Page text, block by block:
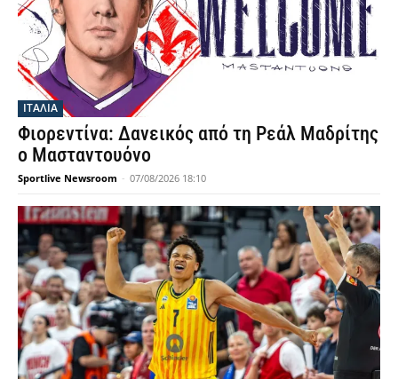
ΙΤΑΛΙΑ
Φιορεντίνα: Δανεικός από τη Ρεάλ Μαδρίτης
ο Μασταντουόνο
Sportlive Newsroom - 07/08/2026 18:10